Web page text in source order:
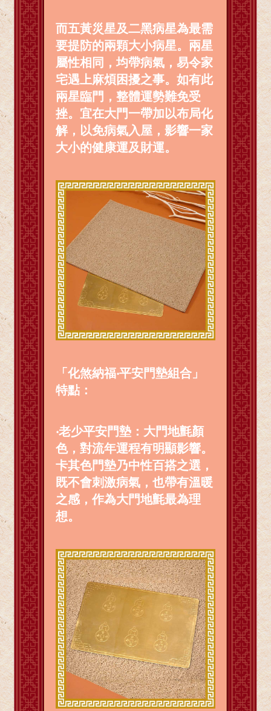
而五黃災星及二黑病星為最需
要提防的兩顆大小病星。兩星
屬性相同，均帶病氣，易令家
宅遇上麻煩困擾之事。如有此
兩星臨門，整體運勢難免受
挫。 宜在大門一帶加以布局化
解，以免病氣入屋，影響一家
大小的健康運及財運。
「化煞納福‧平安門墊組合」
特點：
‧老少平安門墊：大門地氈顏
色，對流年運程有明顯影響。
卡其色門墊乃中性百搭之選，
既不會刺激病氣，也帶有溫暖
之感，作為大門地氈最為理
想。